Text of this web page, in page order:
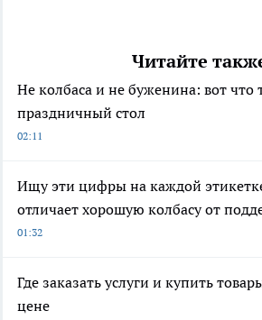
Читайте
Не колбаса и не буженина: вот что
праздничный стол
02:11
Ищу эти цифры на каждой
отличает хорошую колбасу от
01:32
Где заказать услуги и купить
цене